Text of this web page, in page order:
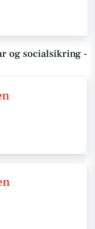
og socialsikring -